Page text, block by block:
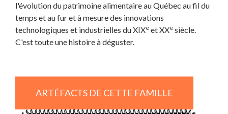
l'évolution du patrimoine alimentaire au Québec au fil du
temps et au fur et à mesure des innovations
technologiques et industrielles du XIXe et XXe siècle.
C'est toute une histoire à déguster.
ARTÉFACTS DE CETTE FAMILLE